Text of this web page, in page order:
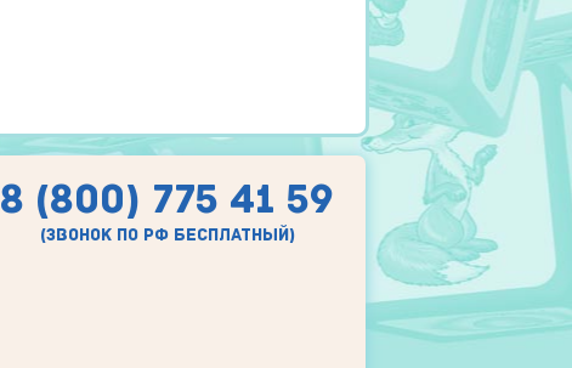
8 (800) 775 41 59
(звонок по рф бесплатный)